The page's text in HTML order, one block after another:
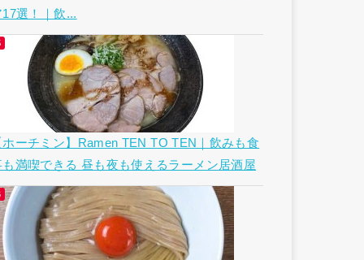
17選！｜飲...
ホーチミン】Ramen TEN TO TEN｜飲みも食
も満喫できる 昼も夜も使えるラーメン居酒屋